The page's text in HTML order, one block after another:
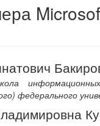
федерального